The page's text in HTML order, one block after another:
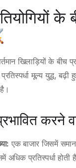
के
खिलाड़ियों के बीच
मूल्य युद्ध, बढ़ी
करने
एक बाजार जिसमें
अधिक प्रतिस्पर्धा होती